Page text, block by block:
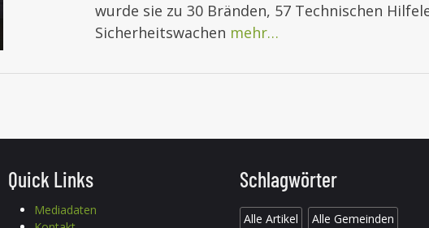
wurde sie zu 30 Bränden, 57 Technischen
Sicherheitswachen mehr…
Quick Links
Mediadaten
Schlagwörter
Alle Artikel Alle Gemeinden